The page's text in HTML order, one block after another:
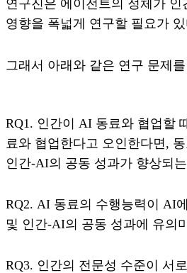
연구진은 에이전트의 정체가
영향을 폭넓게 연구할 필요가
그래서 아래와 같은 연구 문제
RQ1. 인간이 AI 동료와 협업할
료와 협업한다고 오인한다면,
인간-AI의 공동 성과가 향상되
RQ2. AI 동료의 수행능력이 AI
및 인간-AI의 공동 성과에 유의
RQ3. 인간의 전문성 수준이 서